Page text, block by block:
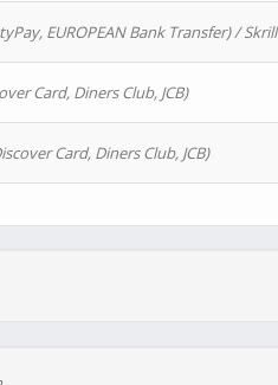
EUROPEAN Bank Transfer) / Skrill
Card, Diners Club, JCB)
Card, Diners Club, JCB)